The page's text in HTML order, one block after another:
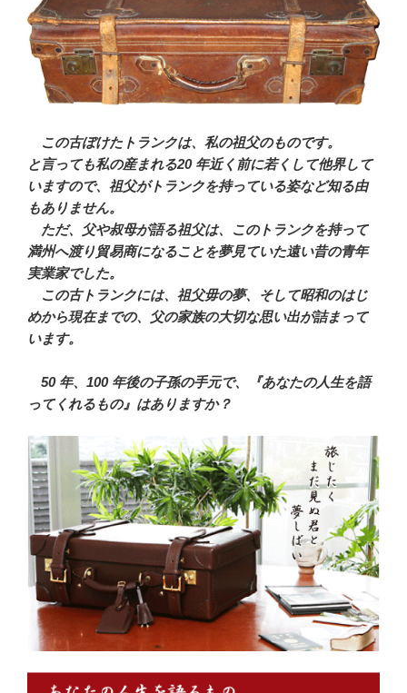
この古ぼけたトランクは、私の祖父のものです。
と言っても私の産まれる20 年近く前に若くして他界して
いますので、祖父がトランクを持っている姿など知る由
もありません。
ただ、父や叔母が語る祖父は、このトランクを持って
満州へ渡り貿易商になることを夢見ていた遠い昔の青年
実業家でした。
この古トランクには、祖父毋の夢、そして昭和のはじ
めから現在までの、父の家族の大切な思い出が詰まって
います。
50 年、100 年後の子孫の手元で、『あなたの人生を語
ってくれるもの』はありますか？